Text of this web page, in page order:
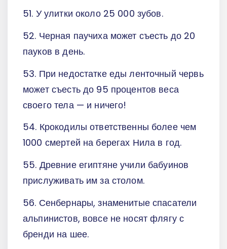
51. У улитки около 25 000 зубов.
52. Черная паучиха может съесть до 20
пауков в день.
53. При недостатке еды ленточный червь
может съесть до 95 процентов веса
своего тела — и ничего!
54. Крокодилы ответственны более чем
1000 смертей на берегах Нила в год.
55. Древние египтяне учили бабуинов
прислуживать им за столом.
56. Сенбернары, знаменитые спасатели
альпинистов, вовсе не носят флягу с
бренди на шее.